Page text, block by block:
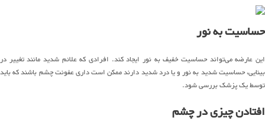
حساسیت به نور
این عارضه می‌تواند حساسیت خفیف به نور ایجاد کند. افرادی که علائم شدید مانند تغییر در
بینایی، حساسیت شدید به نور و یا درد شدید دارند ممکن است داری عفونت چشم باشند که باید
توسط یک پزشک بررسی شود.
افتادن چیزی در چشم